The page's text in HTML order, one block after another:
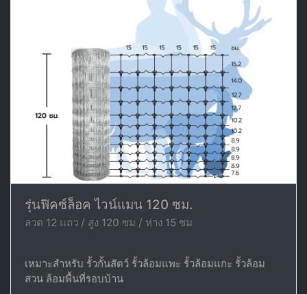
รุ่นฟิคซ์ล็อค ไวน์แมน 120 ซม.
ลวด 12 แถว / สูง 120 ซม / ห่าง 15 ซม
เหมาะสำหรับ รั้วกั้นสัตว์ รั้วล้อมแพะ รั้วล้อมแกะ รั้วล้อม
สวน ล้อมพื้นที่รอบบ้าน